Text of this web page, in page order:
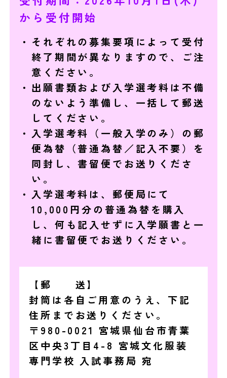
から受付開始
それぞれの募集要項によって受付
終了期間が異なりますので、ご注
意ください。
出願書類および入学選考料は不備
のないよう準備し、一括して郵送
してください。
入学選考料（一般入学のみ）の郵
便為替（普通為替／記入不要）を
同封し、書留便でお送りくださ
い。
入学選考料は、郵便局にて
10,000円分の普通為替を購入
し、何も記入せずに入学願書と一
緒に書留便でお送りください。
【郵 送】
封筒は各自ご用意のうえ、下記
住所までお送りください。
〒980-0021 宮城県仙台市青葉
区中央3丁目4-8 宮城文化服装
専門学校 入試事務局 宛